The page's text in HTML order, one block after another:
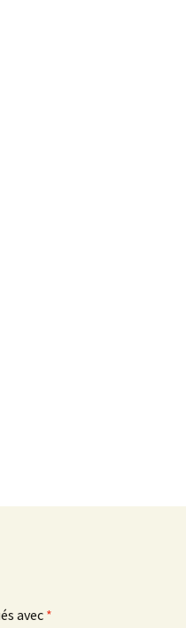
avec *